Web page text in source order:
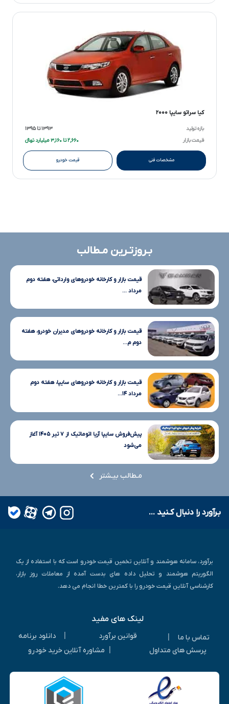
کیا سراتو سایپا ۲۰۰۰
بازه تولید
۱۳۹۳ تا ۱۳۹۵
قیمت بازار
۲,۶۶۰ تا ۳,۱۶۰ میلیارد تومانءءء
مشخصات فنی قیمت خودرو
بـروزتـرین مـطالب
قیمت بازار و کارخانه خودروهای وارداتی، هفته دوم
مرداد ...
قیمت بازار و کارخانه خودروهای مدیران خودرو، هفته
دوم م...
قیمت بازار و کارخانه خودروهای سایپا، هفته دوم
مرداد ۱۴...
پیش‌فروش سایپا آریا اتوماتیک از ۷ تیر ۱۴۰۵ آغاز
می‌شود
مـطالب بیـشتر
بـرآورد را دنبال کـنید ...
برآورد، سامانه هوشمند و آنلاین تخمین قیمت خودرو است که با استفاده از یک
الگوریتم هوشمند و تحلیل داده های بدست آمده از معاملات روز بازار،
کارشناسی آنلاین قیمت خودرو را با کمترین خطا انجام می دهد.
لینک های مفید
تماس با ما قوانین برآورد
دانلود برنامه
پرسش های متداول
مشاوره آنلاین خرید خودرو